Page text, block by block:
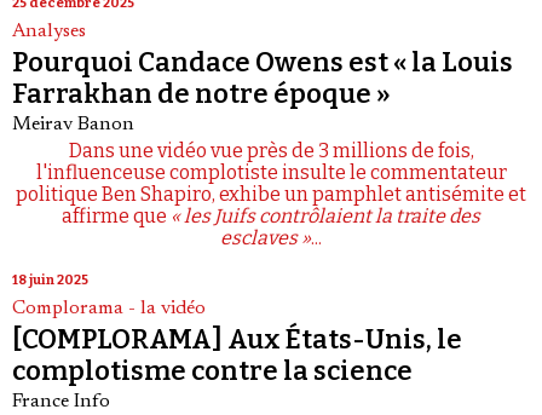
Analyses
Pourquoi Candace Owens est « la Louis
Farrakhan de notre époque »
Meirav Banon
Dans une vidéo vue près de 3 millions de fois,
l'influenceuse complotiste insulte le commentateur
politique Ben Shapiro, exhibe un pamphlet antisémite et
affirme que « les Juifs contrôlaient la traite des
esclaves »...
18 juin 2025
Complorama - la vidéo
[COMPLORAMA] Aux États-Unis, le
complotisme contre la science
France Info